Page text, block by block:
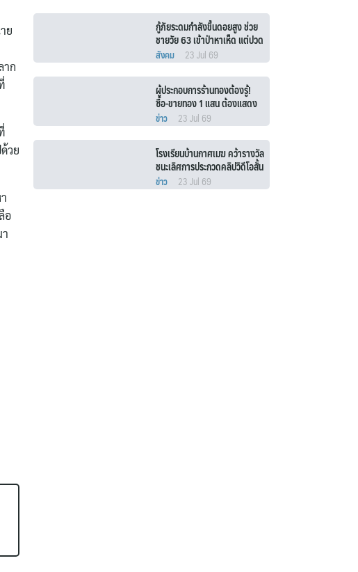
ย
าก
วย
อ
กู้ภัยระดมกำลังขึ้นดอยสูง ช่วย
ชายวัย 63 เข้าป่าหาเห็ด แต่ปวด
ท้องรุนแรงลุกไม่ได้
สังคม 23 Jul 69
ผู้ประกอบการร้านทองต้องรู้!
ซื้อ-ขายทอง 1 แสน ต้องแสดง
ตน 2 ล้าน (เงินสด) ร้านต้อง
รายงาน ปปง.
ข่าว 23 Jul 69
โรงเรียนบ้านกาศเมฆ คว้ารางวัล
ชนะเลิศการประกวดคลิปวิดีโอสั้น
ความปลอดภัยสถานศึกษา
ข่าว 23 Jul 69